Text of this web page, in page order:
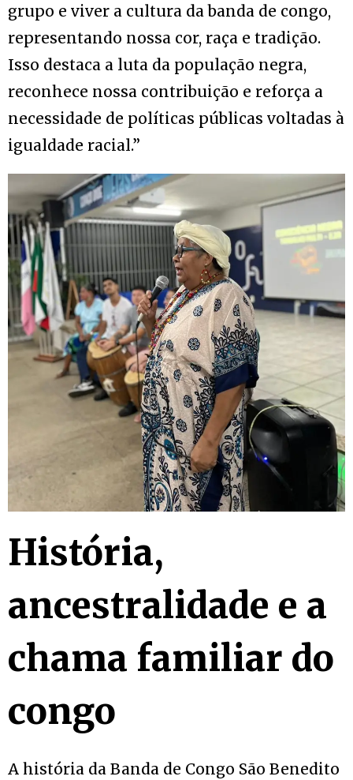
grupo e viver a cultura da banda de congo,
representando nossa cor, raça e tradição.
Isso destaca a luta da população negra,
reconhece nossa contribuição e reforça a
necessidade de políticas públicas voltadas à
igualdade racial.”
História,
ancestralidade e a
chama familiar do
congo
A história da Banda de Congo São Benedito